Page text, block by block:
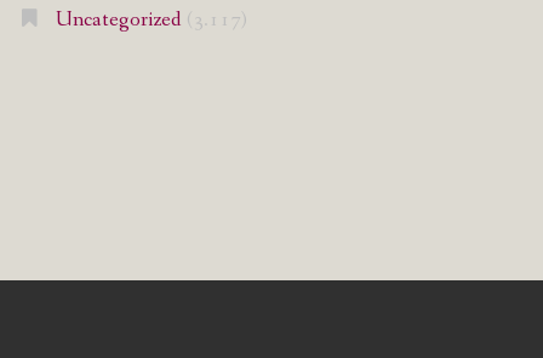
Uncategorized (3.117)